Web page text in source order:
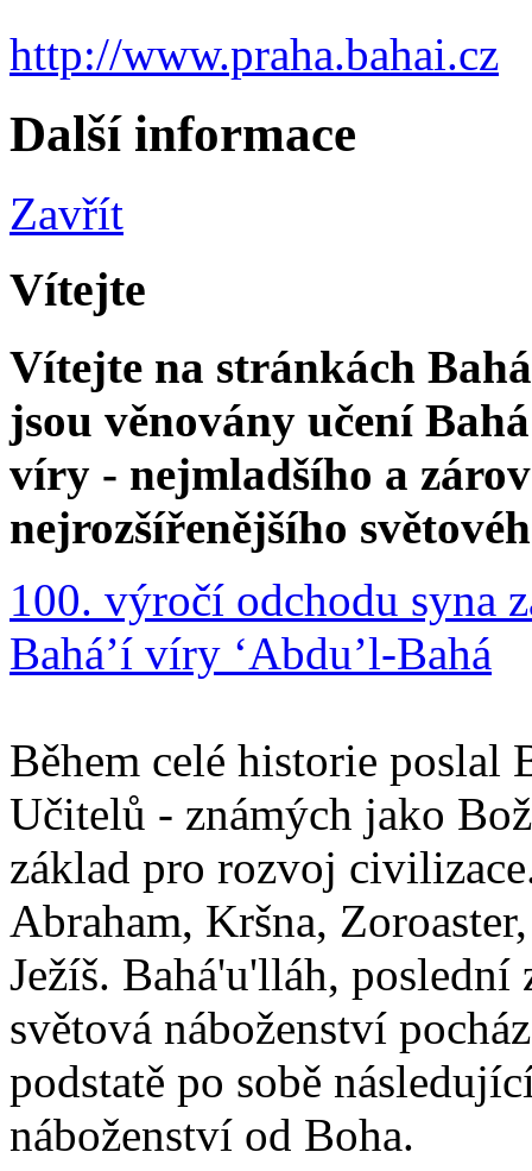
http://www.praha.bahai.cz
Další informace
Zavřít
Vítejte
Vítejte na stránkách
jsou věnovány učení
víry - nejmladšího a
nejrozšířenějšího
100. výročí odchodu syna
Bahá’í víry ‘Abdu’l-Bahá
Během celé historie poslal
Učitelů - známých jako
základ pro rozvoj
Abraham, Kršna,
Ježíš. Bahá'u'lláh,
světová náboženství
podstatě po sobě
náboženství od Boha.